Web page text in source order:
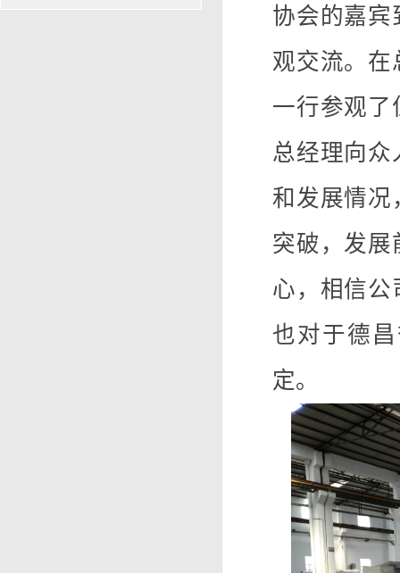
协会的嘉宾
观交流。在
一行参观了
总经理向
和发展情况
突破，发展
心，相信公
也对于德
定。